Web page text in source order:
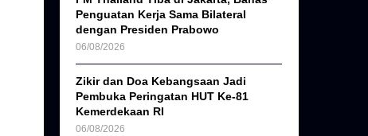
Penguatan Kerja Sama Bilateral
dengan Presiden Prabowo
06/08/2026
Zikir dan Doa Kebangsaan Jadi
Pembuka Peringatan HUT Ke-81
Kemerdekaan RI
06/08/2026